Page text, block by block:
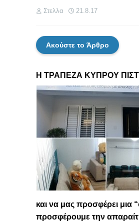
Στελλα 21.8.17
Ακούστε το Άρθρο
Η ΤΡΑΠΕΖΑ ΚΥΠΡΟΥ
και να μας προσφέρει μια
προσφέρουμε την